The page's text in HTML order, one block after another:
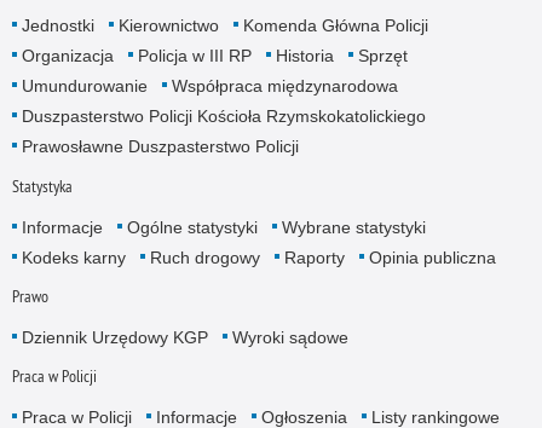
Jednostki Kierownictwo
Komenda Główna Policji
Organizacja
Policja w III RP Historia
Sprzęt
Umundurowanie
Współpraca międzynarodowa
Duszpasterstwo Policji Kościoła Rzymskokatolickiego
Prawosławne Duszpasterstwo Policji
Statystyka
Informacje Ogólne statystyki
Wybrane statystyki
Kodeks karny
Ruch drogowy Raporty Opinia publiczna
Prawo
Dziennik Urzędowy KGP Wyroki sądowe
Praca w Policji
Praca w Policji Informacje Ogłoszenia
Listy rankingowe